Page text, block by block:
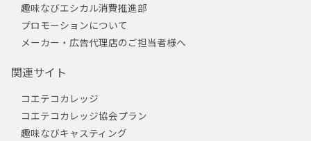
趣味なびエシカル消費推進部
プロモーションについて
メーカー・広告代理店のご担当者様へ
関連サイト
コエテコカレッジ
コエテコカレッジ協会プラン
趣味なびキャスティング